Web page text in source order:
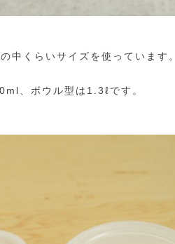
くらいサイズを使っています。
、ボウル型は1.3ℓです。